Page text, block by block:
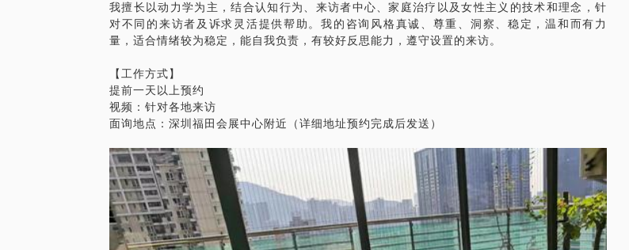
我擅长以动力学为主，结合认知行为、来访者中心、家庭治疗以及女性主义的技术和理念，针
对不同的来访者及诉求灵活提供帮助。我的咨询风格真诚、尊重、洞察、稳定，温和而有力
量，适合情绪较为稳定，能自我负责，有较好反思能力，遵守设置的来访。
【工作方式】
提前一天以上预约
视频：针对各地来访
面询地点：深圳福田会展中心附近（详细地址预约完成后发送）